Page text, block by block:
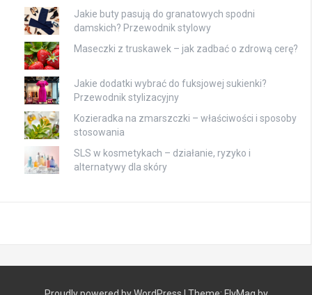
Jakie buty pasują do granatowych spodni
damskich? Przewodnik stylowy
Maseczki z truskawek – jak zadbać o zdrową cerę?
Jakie dodatki wybrać do fuksjowej sukienki?
Przewodnik stylizacyjny
Kozieradka na zmarszczki – właściwości i sposoby
stosowania
SLS w kosmetykach – działanie, ryzyko i
alternatywy dla skóry